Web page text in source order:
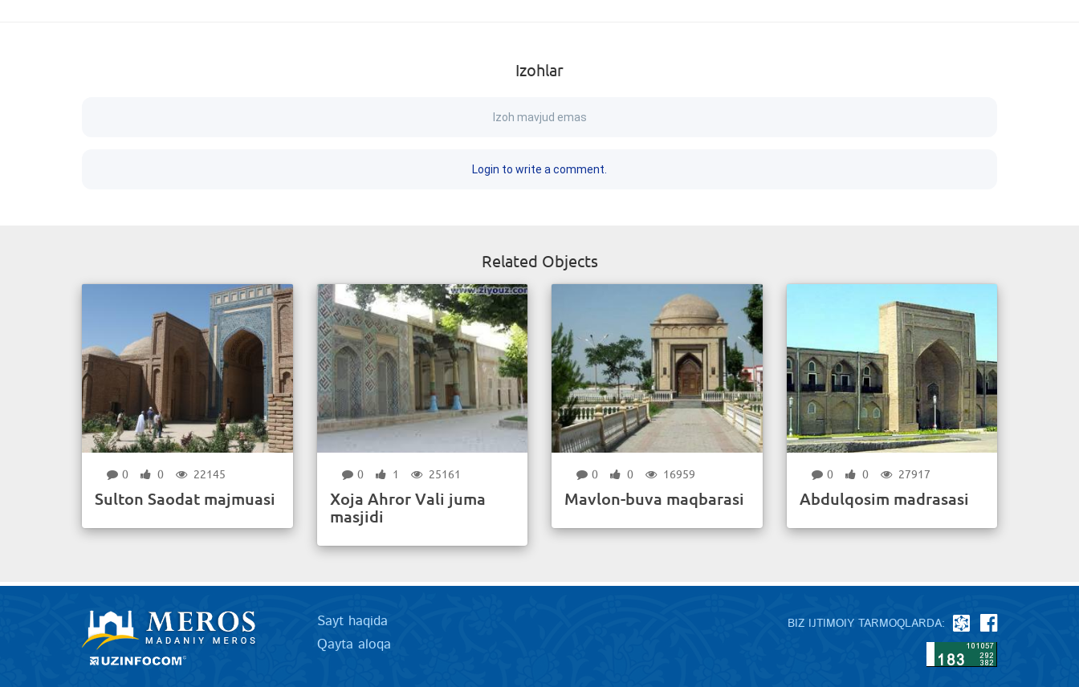
Izohlar
Izoh mavjud emas
Login to write a comment.
Related Objects
0 0 22145
Sulton Saodat majmuasi
0 1 25161
Xoja Ahror Vali juma
masjidi
0 0 16959
Mavlon-buva maqbarasi
0 0 27917
Abdulqosim madrasasi
Sayt haqida
Qayta aloqa
BIZ IJTIMOIY TARMOQLARDA: